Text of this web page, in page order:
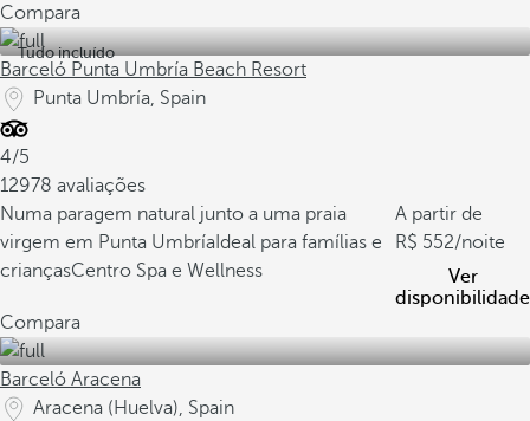
Compara
Tudo incluído
Barceló Punta Umbría Beach Resort
Punta Umbría, Spain
4/5
12978 avaliações
Numa paragem natural junto a uma praia
virgem em Punta Umbría Ideal para famílias e
criançasCentro Spa e Wellness
A partir de
552/noite
Ver
disponibilidade
Compara
Barceló Aracena
Aracena (Huelva), Spain